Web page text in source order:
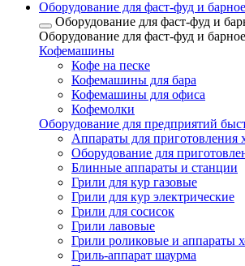
Оборудование для фаст-фуд и барное
Оборудование для фаст-фуд и
Оборудование для фаст-фуд и барное
Кофемашины
Кофе на песке
Кофемашины для бара
Кофемашины для офиса
Кофемолки
Оборудование для предприятий
Аппараты для приготовления
Оборудование для
Блинные аппараты и станции
Грили для кур газовые
Грили для кур электрические
Грили для сосисок
Грили лавовые
Грили роликовые и аппараты
Гриль-аппарат шаурма